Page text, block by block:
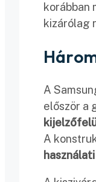
korábban
kizárólag
A
először a
A